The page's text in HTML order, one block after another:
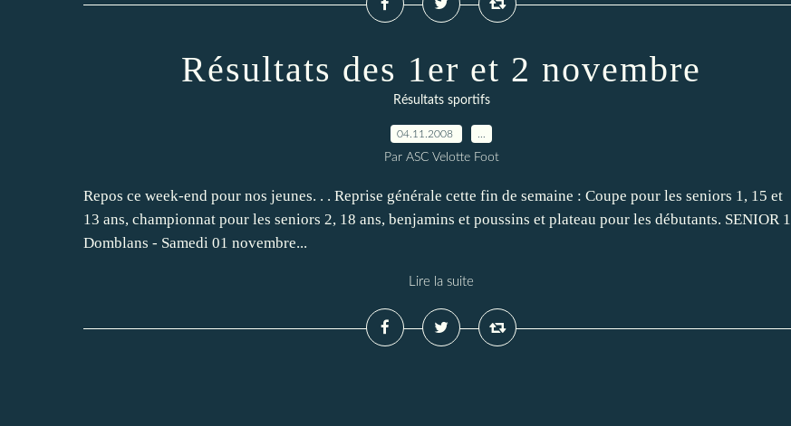
Résultats des 1er et 2 novembre
Résultats sportifs
04.11.2008
Par ASC Velotte Foot
Repos ce week-end pour nos jeunes. . . Reprise générale cette fin de semaine : Coupe pour les seniors 1, 15 et
13 ans, championnat pour les seniors 2, 18 ans, benjamins et poussins et plateau pour les débutants. SENIOR 1
Domblans - Samedi 01 novembre...
Lire la suite